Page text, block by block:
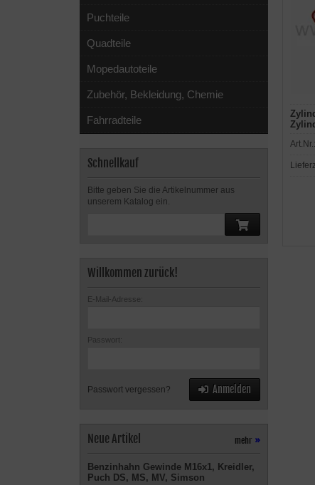
Art.Nr.:
Puchteile
Quadteile
Mopedautoteile
Zubehör, Bekleidung, Chemie
Fahrradteile
Schnellkauf
Bitte geben Sie die Artikelnummer aus
unserem Katalog ein.
Willkommen zurück!
E-Mail-Adresse:
Passwort:
Passwort vergessen? Anmelden
Neue Artikel mehr »
Benzinhahn Gewinde M16x1, Kreidler,
Puch DS, MS, MV, Simson